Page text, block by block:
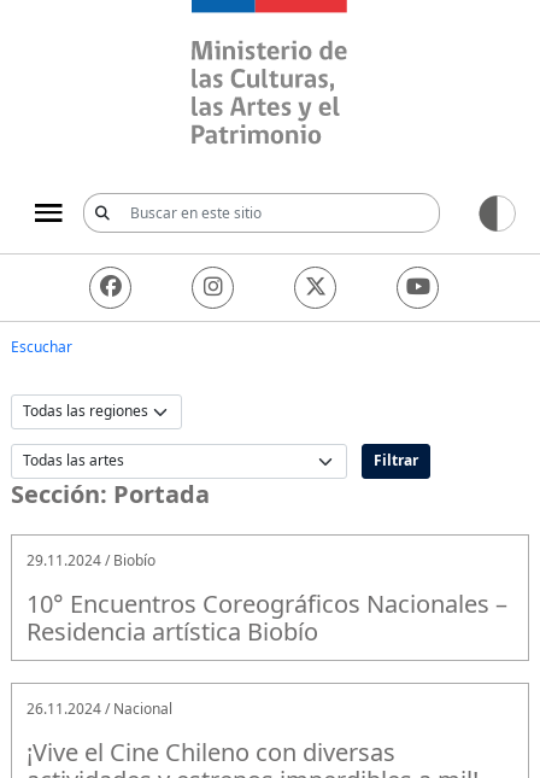
Ministerio de las
Escuchar
Filtrar
Sección: Portada
29.11.2024 / Biobío
10° Encuentros Coreográficos Nacionales –
Residencia artística Biobío
26.11.2024 / Nacional
¡Vive el Cine Chileno con diversas